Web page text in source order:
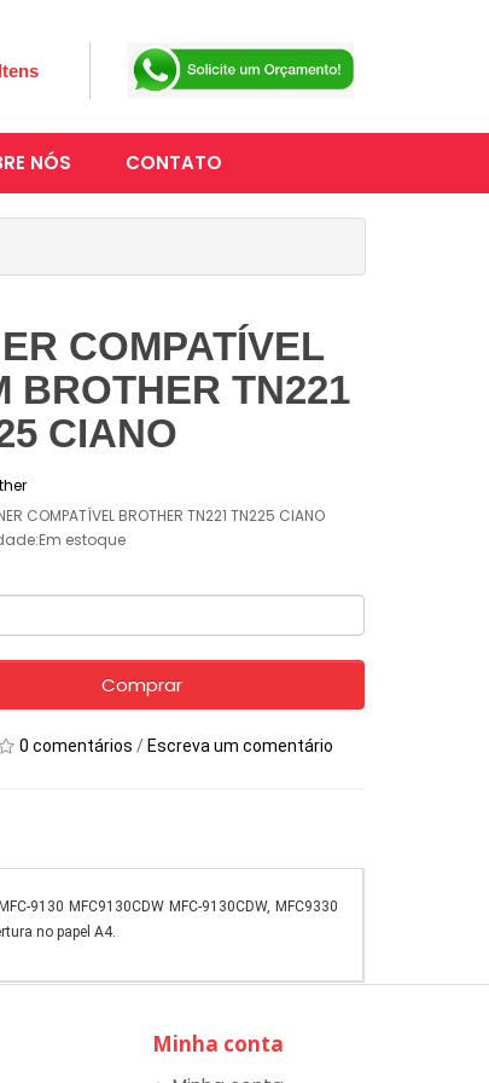
NÓS CONTATO
COMPATÍVEL
BROTHER TN221
CIANO
COMPATÍVEL BROTHER TN221 TN225 CIANO
estoque
Comprar
0 comentários / Escreva um comentário
9130 MFC9130CDW MFC-9130CDW, MFC9330
no papel A4.
Minha conta